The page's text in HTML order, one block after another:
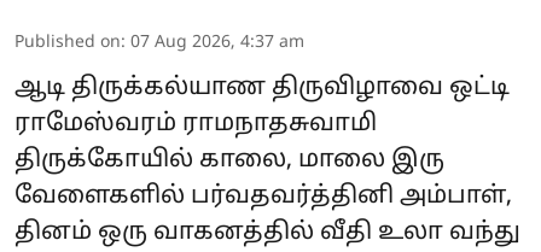
Published on: 07 Aug 2026, 4:37 am
ஆடி திருக்கல்யாண திருவிழாவை ஒட்டி
ராமேஸ்வரம் ராமநாதசுவாமி
திருக்கோயில் காலை, மாலை இரு
வேளைகளில் பர்வதவர்த்தினி அம்பாள்,
தினம் ஒரு வாகனத்தில் வீதி உலா வந்து